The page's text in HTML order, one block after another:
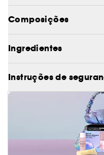
pele
o seu tom.
Suave e confortável.
momentos da sua
・Para o corpo e rosto
・Para todos os tipos
oleosa, e ideal para
Composições
Ingredientes
Instruções de